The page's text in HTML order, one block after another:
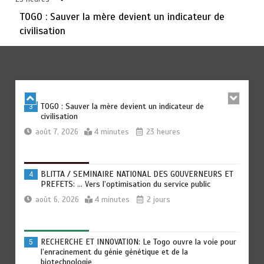
TOGO : Sauver la mère devient un indicateur de
civilisation
d’avoir une Feuille de route
3
TOGO : Sauver la mère devient un indicateur de
civilisation
août 7, 2026 4 minutes 23 heures
4
BLITTA / SEMINAIRE NATIONAL DES GOUVERNEURS ET
PREFETS: … Vers l’optimisation du service public
août 6, 2026 4 minutes 2 jours
5
RECHERCHE ET INNOVATION: Le Togo ouvre la voie pour
l’enracinement du génie génétique et de la
biotechnologie